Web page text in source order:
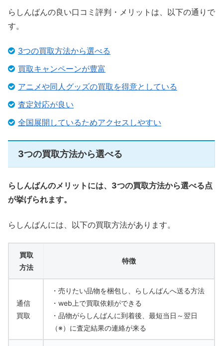
らしんばんの良い口コミ評判・メリットは、以下の通りで
す。
3つの買取方法から選べる
買取キャンペーンが豊富
アニメや同人グッズの買取を得意としている
査定対応が良い
全国展開しているためアクセスしやすい
3つの買取方法から選べる
らしんばんのメリットには、3つの買取方法から選べる点
が挙げられます。
らしんばんには、以下の買取方法があります。
買取
方法
特徴
通信
買取
・売りたい品物を梱包し、らしんばんへ送る方法
・web上で買取依頼ができる
・品物がらしんばんに到着後、最短当日～翌日
（※）に査定結果の連絡が来る